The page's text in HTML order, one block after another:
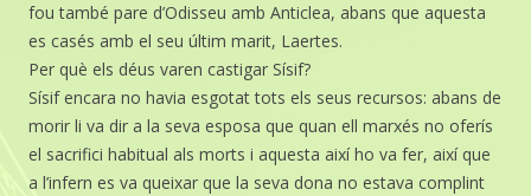
fou també pare d’Odisseu amb Anticlea, abans que aquesta
es casés amb el seu últim marit, Laertes.
Per què els déus varen castigar Sísif?
Sísif encara no havia esgotat tots els seus recursos: abans de
morir li va dir a la seva esposa que quan ell marxés no oferís
el sacrifici habitual als morts i aquesta així ho va fer, així que
a l’infern es va queixar que la seva dona no estava complint